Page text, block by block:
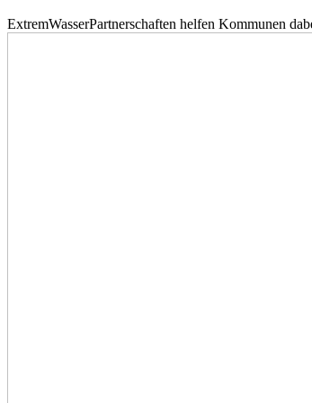
ExtremWasserPartnerschaften helfen Kommunen